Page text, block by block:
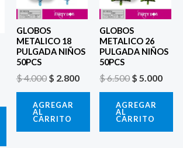
$ 2.800.
GLOBOS
METALICO 18
PULGADA NIÑOS
50PCS
$4.000
era:
$ 4.000.
$ 2.800
$ 2.800.
AGREGAR
AL
CARRITO
GLOBOS
METALICO 26
PULGADA NIÑOS
50PCS
$6.500
era:
$ 6.500.
$ 5.000
AGREGAR
AL
CARRITO